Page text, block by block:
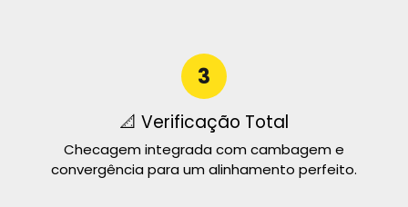
3
📐 Verificação Total
Checagem integrada com cambagem e
convergência para um alinhamento perfeito.